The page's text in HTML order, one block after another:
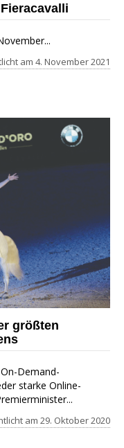
am 4. November 2021
größten
Demand-
starke Online-
am 29. Oktober 2020